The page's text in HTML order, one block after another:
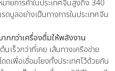
ายการค้าในประเทศจีนสูงถึง 340
ดบูลอย่างเป็นทางการในประเทศจีน
กกว่าเครื่องดื่มให้พลังงาน
เร็วกว่าที่เคย เส้นทางเครือข่าย
เพื่อเชื่อมโยงทั้งประเทศไว้ด้วยกัน